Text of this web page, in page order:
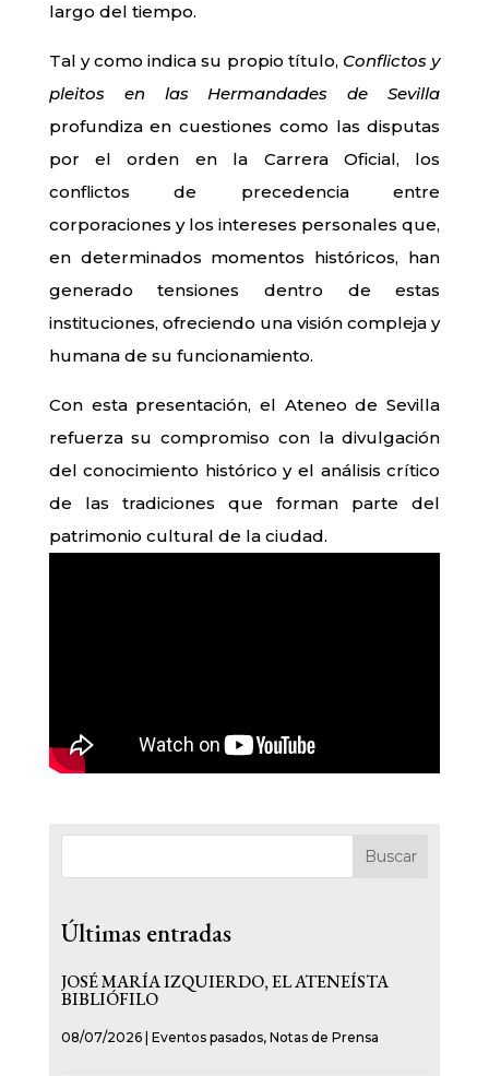
largo del tiempo.
Tal y como indica su propio título, Conflictos y
pleitos en las Hermandades de Sevilla
profundiza en cuestiones como las disputas
por el orden en la Carrera Oficial, los
conflictos de precedencia entre
corporaciones y los intereses personales que,
en determinados momentos históricos, han
generado tensiones dentro de estas
instituciones, ofreciendo una visión compleja y
humana de su funcionamiento.
Con esta presentación, el Ateneo de Sevilla
refuerza su compromiso con la divulgación
del conocimiento histórico y el análisis crítico
de las tradiciones que forman parte del
patrimonio cultural de la ciudad.
Buscar
Últimas entradas
JOSÉ MARÍA IZQUIERDO, EL ATENEÍSTA
BIBLIÓFILO
08/07/2026| Eventos pasados, Notas de Prensa